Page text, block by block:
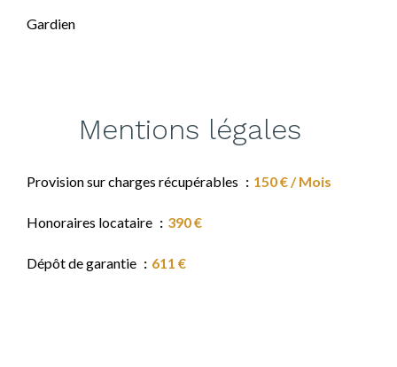
Gardien
Mentions légales
Provision sur charges récupérables 150 € / Mois
Honoraires locataire 390 €
Dépôt de garantie 611 €